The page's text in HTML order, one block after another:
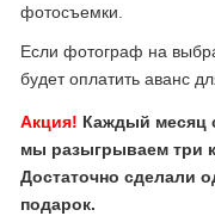
фотосъемки.
Если фотограф на
будет оплатить аванс
Акция! Каждый месяц
мы разыгрываем три
Достаточно сделали
подарок.